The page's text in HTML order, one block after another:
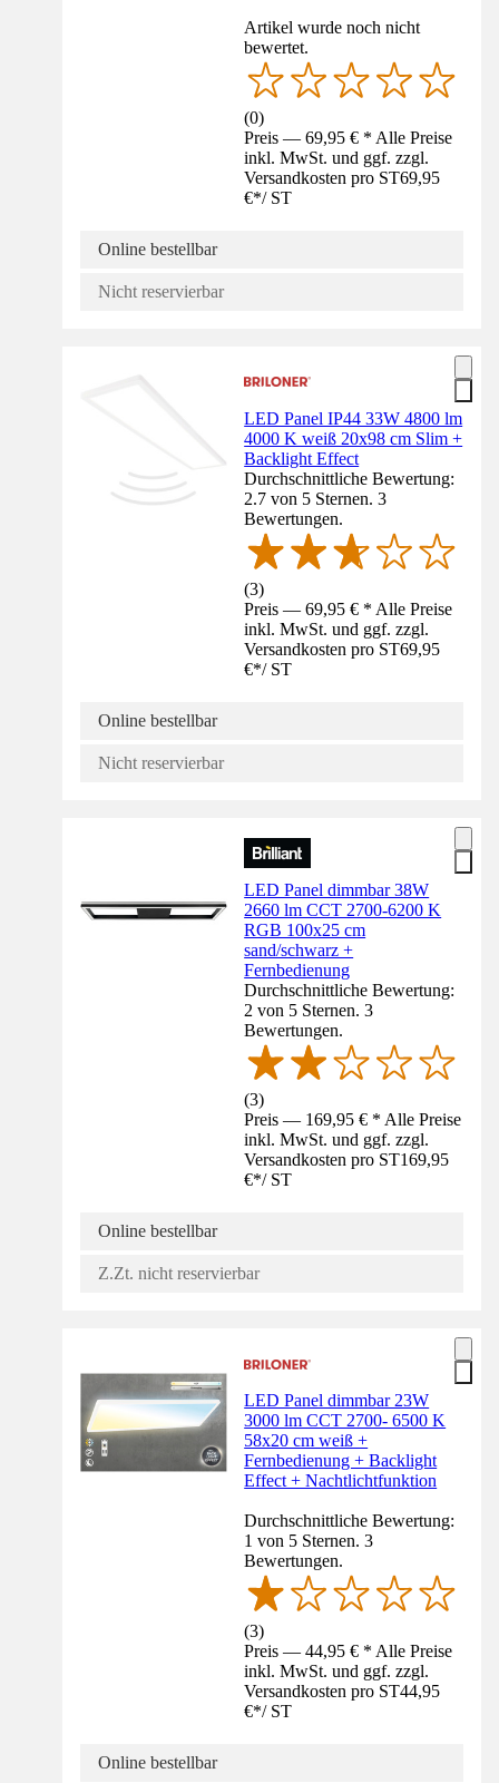
Artikel wurde noch nicht
bewertet.
(0)
Preis — 69,95 € * Alle Preise
inkl. MwSt. und ggf. zzgl.
Versandkosten pro ST69,95
€*/ ST
Online bestellbar
Nicht reservierbar
LED Panel IP44 33W 4800 lm
4000 K weiß 20x98 cm Slim +
Backlight Effect
Durchschnittliche Bewertung:
2.7 von 5 Sternen. 3
Bewertungen.
(3)
Preis — 69,95 € * Alle Preise
inkl. MwSt. und ggf. zzgl.
Versandkosten pro ST69,95
€*/ ST
Online bestellbar
Nicht reservierbar
LED Panel dimmbar 38W
2660 lm CCT 2700-6200 K
RGB 100x25 cm
sand/schwarz +
Fernbedienung
Durchschnittliche Bewertung:
2 von 5 Sternen. 3
Bewertungen.
(3)
Preis — 169,95 € * Alle Preise
inkl. MwSt. und ggf. zzgl.
Versandkosten pro ST169,95
€*/ ST
Online bestellbar
Z.Zt. nicht reservierbar
LED Panel dimmbar 23W
3000 lm CCT 2700- 6500 K
58x20 cm weiß +
Fernbedienung + Backlight
Effect + Nachtlichtfunktion
Durchschnittliche Bewertung:
1 von 5 Sternen. 3
Bewertungen.
(3)
Preis — 44,95 € * Alle Preise
inkl. MwSt. und ggf. zzgl.
Versandkosten pro ST44,95
€*/ ST
Online bestellbar